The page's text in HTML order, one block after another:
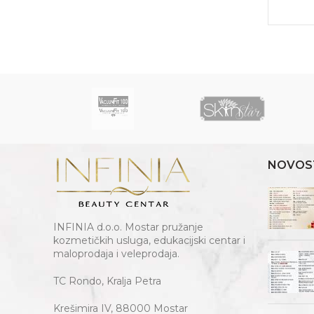
INFINIA d.o.o. Mostar pružanje
kozmetičkih usluga, edukacijski centar i
maloprodaja i veleprodaja.
TC Rondo, Kralja Petra
Krešimira IV, 88000 Mostar